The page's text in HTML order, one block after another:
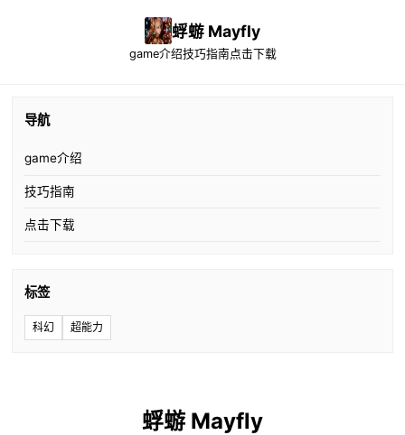
蜉蝣 Mayfly
game介绍技巧指南点击下载
导航
game介绍
技巧指南
点击下载
标签
科幻 超能力
蜉蝣 Mayfly